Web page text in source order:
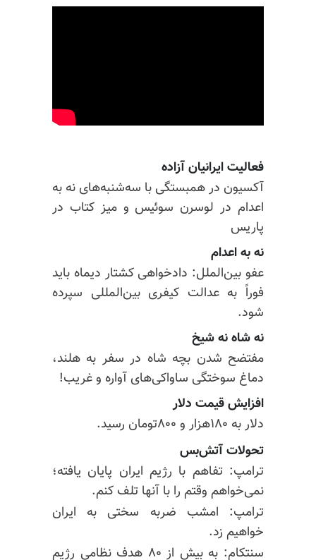
فعالیت ایرانیان آزاده
آکسیون در همبستگی با سه‌شنبه‌های نه به
اعدام در لوسرن سوئیس و میز کتاب در
پاریس
نه به اعدام
عفو بین‌الملل: دادخواهی کشتار دیماه باید
فوراً به عدالت کیفری بین‌المللی سپرده
شود.
نه شاه نه شیخ
مفتضح شدن بچه شاه در سفر به هلند،
دماغ سوختگی ساواکی‌های آواره و غریب!
افزایش قیمت دلار
دلار به ۱۸۰هزار و ۸۰۰تومان رسید.
تحولات آتش‌بس
ترامپ: تفاهم با رژیم ایران پایان یافته؛
نمی‌خواهم وقتم را با آنها تلف کنم.
ترامپ: امشب ضربه سختی به ایران
خواهیم زد.
سنتکام: به بیش از ۸۰ هدف نظامی رژیم